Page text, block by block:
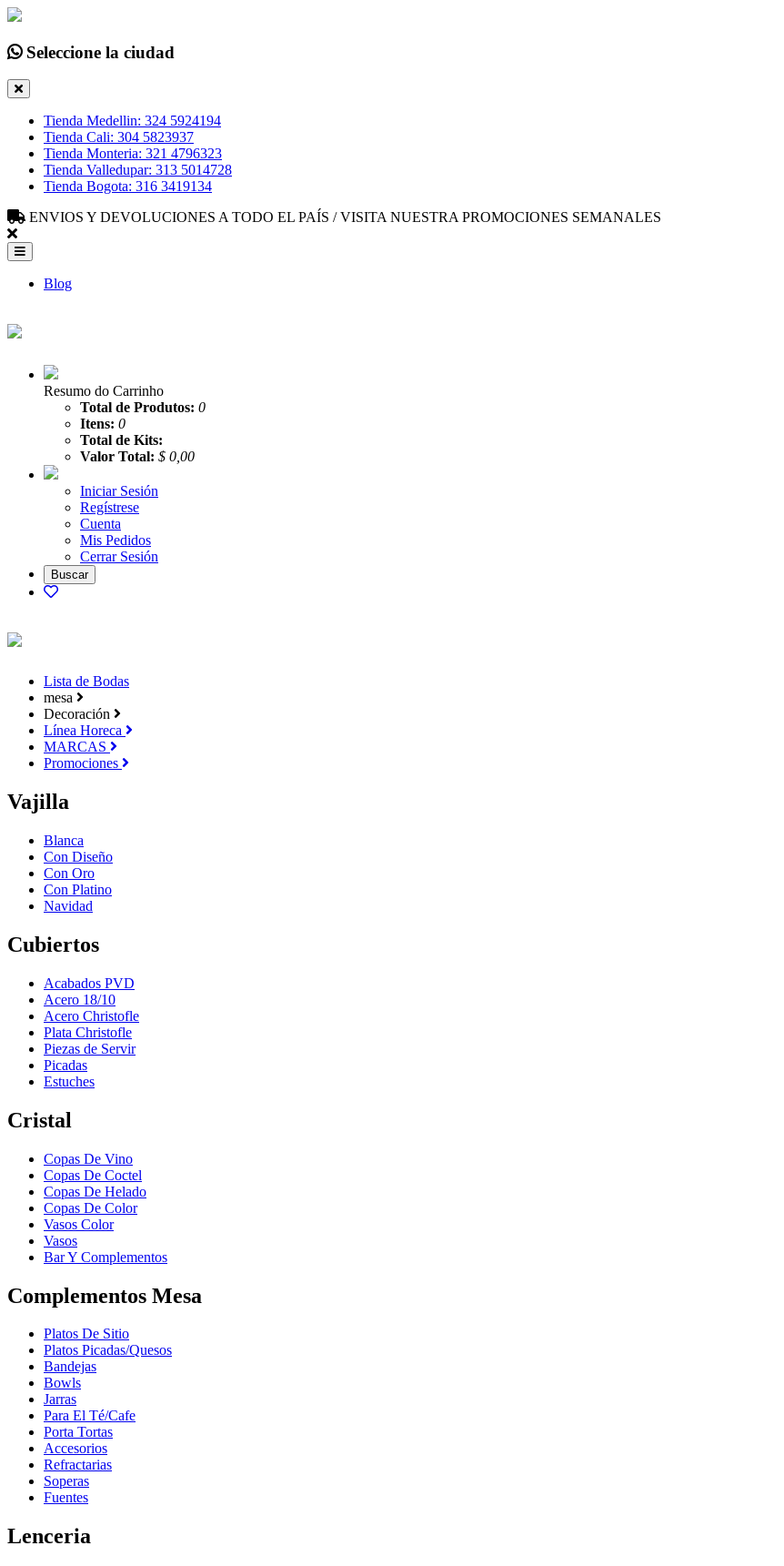
Seleccione la ciudad
Tienda Medellin: 324 5924194
Tienda Cali: 304 5823937
Tienda Monteria: 321 4796323
Tienda Valledupar: 313 5014728
Tienda Bogota: 316 3419134
ENVIOS Y DEVOLUCIONES A TODO EL PAÍS / VISITA NUESTRA PROMOCIONES SEMANALES
Blog
Resumo do Carrinho
Total de Produtos: 0
Itens: 0
Total de Kits:
Valor Total: $ 0,00
Iniciar Sesión
Regístrese
Cuenta
Mis Pedidos
Cerrar Sesión
Lista de Bodas
mesa
Decoración
Línea Horeca
MARCAS
Promociones
Vajilla
Blanca
Con Diseño
Con Oro
Con Platino
Navidad
Cubiertos
Acabados PVD
Acero 18/10
Acero Christofle
Plata Christofle
Piezas de Servir
Picadas
Estuches
Cristal
Copas De Vino
Copas De Coctel
Copas De Helado
Copas De Color
Vasos Color
Vasos
Bar Y Complementos
Complementos Mesa
Platos De Sitio
Platos Picadas/Quesos
Bandejas
Bowls
Jarras
Para El Té/Cafe
Porta Tortas
Accesorios
Refractarias
Soperas
Fuentes
Lenceria